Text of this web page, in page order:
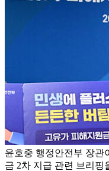
윤호중 행정안전부 장관
금 2차 지급 관련 브리핑